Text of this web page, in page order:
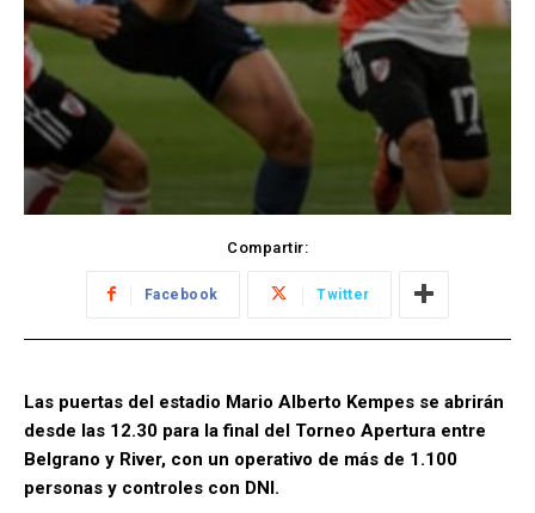
Compartir:
Facebook Twitter
Las puertas del estadio Mario Alberto Kempes se abrirán
desde las 12.30 para la final del Torneo Apertura entre
Belgrano y River, con un operativo de más de 1.100
personas y controles con DNI.